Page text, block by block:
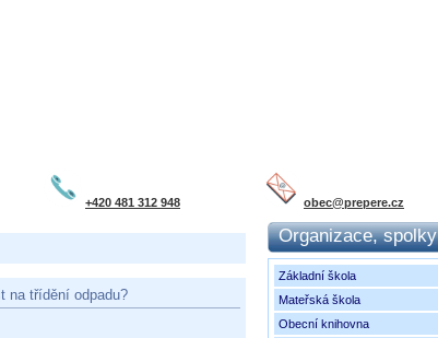
+420 481 312 948 obec@prepere.cz
na třídění odpadu?
Organizace, spolky
Základní škola
Mateřská škola
Obecní knihovna